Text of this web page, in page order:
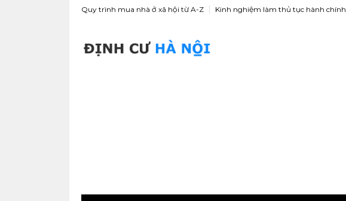
Quy trình mua nhà ở xã hội từ A-Z Kinh nghiệm làm thủ tục hành chính